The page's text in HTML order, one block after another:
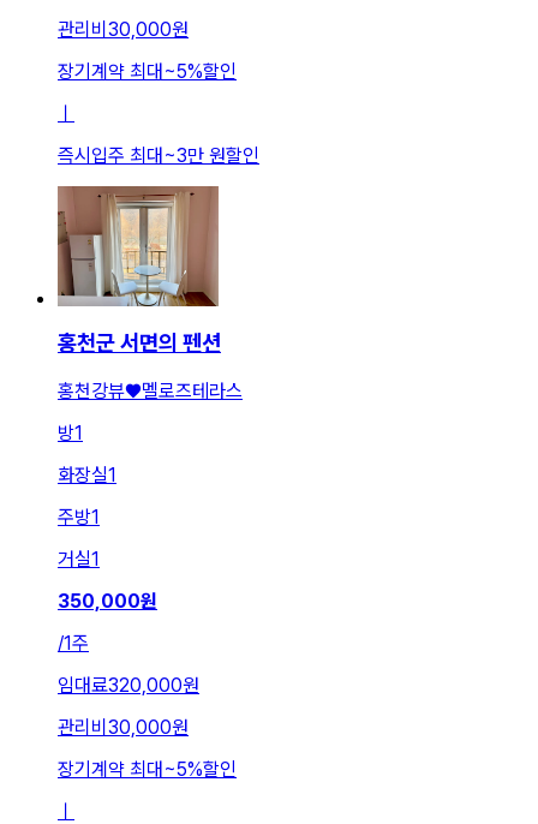
관리비 30,000원
장기계약 최대 ~5%할인
즉시입주 최대 ~3만 원할인
홍천군 서면의 펜션
홍천강뷰♥️멜로즈테라스
방1
화장실1
주방1
거실1
350,000원
/1주
임대료320,000원
관리비 30,000원
장기계약 최대~5%할인
ㅣ